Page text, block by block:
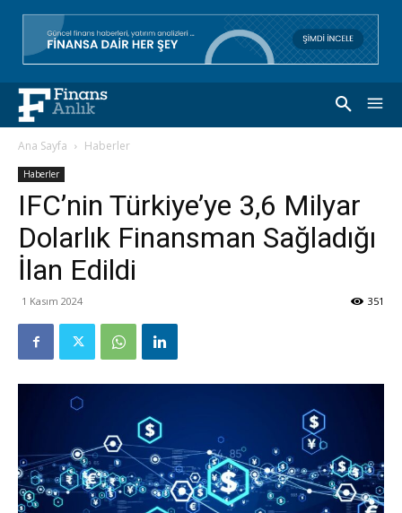
Ana Sayfa Haberler
Haberler
IFC’nin Türkiye’ye 3,6 Milyar
Dolarlık Finansman Sağladığı
İlan Edildi
1 Kasım 2024 351